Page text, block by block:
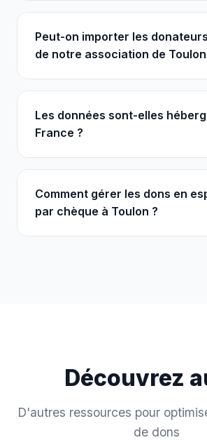
Peut-on importer les
de notre association de Toulon
Les données sont-elles
France ?
Comment gérer les dons en
par chèque à Toulon ?
Découvrez
D'autres ressources pour
de dons